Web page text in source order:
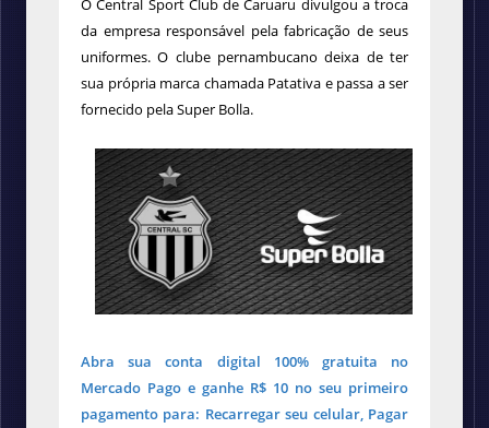
O Central Sport Club de Caruaru divulgou a troca
da empresa responsável pela fabricação de seus
uniformes. O clube pernambucano deixa de ter
sua própria marca chamada Patativa e passa a ser
fornecido pelaSuper Bolla.
Abra sua conta digital 100% gratuita no
Mercado Pago e ganhe R$ 10 no seu primeiro
pagamento para: Recarregar seu celular, Pagar